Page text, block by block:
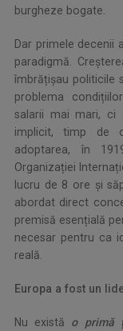
burgheze bogate.
Dar primele decenii
paradigmă.
îmbrățișau politicile
problema
salarii mai mari, ci
implicit, timp de
adoptarea, în
Organizației
lucru de 8 ore și
abordat direct
premisă esențială
necesar pentru ca
reală.
Europa a fost un
Nu există o primă